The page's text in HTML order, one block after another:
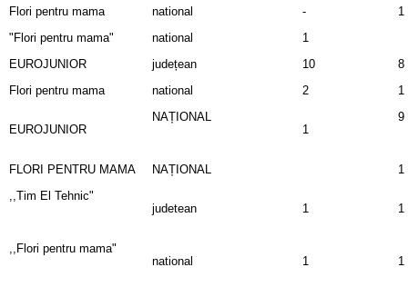
Flori pentru mama
national -
1
"Flori pentru mama"
national
1
EUROJUNIOR
județean 10
8
Flori pentru mama
national 2 1
EUROJUNIOR
NAȚIONAL
1
9
FLORI PENTRU MAMA NAȚIONAL
1
,,Tim El Tehnic"
judetean
1 1
,,Flori pentru mama"
national
1 1